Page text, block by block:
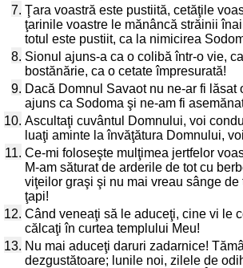
7. Ţara voastră este pustiită, cetăţile
ţarinile voastre le mănâncă străinii
totul este pustiit, ca la nimicirea
8. Sionul ajuns-a ca o colibă într-o vie,
bostănărie, ca o cetate împresurată!
9. Dacă Domnul Savaot nu ne-ar fi lăsat
ajuns ca Sodoma şi ne-am fi
10. Ascultaţi cuvântul Domnului, voi
luaţi aminte la învăţătura Domnului,
11. Ce-mi foloseşte mulţimea jertfelor
M-am săturat de arderile de tot cu
viţeilor graşi şi nu mai vreau sânge
ţapi!
12. Când veneaţi să le aduceţi, cine vi le
călcaţi în curtea templului Meu!
13. Nu mai aduceţi daruri zadarnice!
dezgustătoare; lunile noi, zilele de